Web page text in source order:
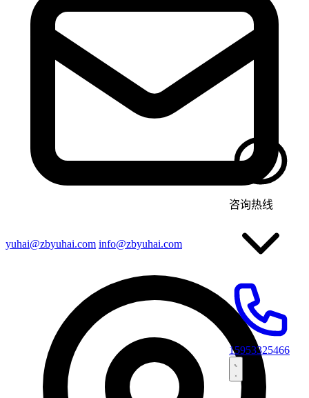
yuhai@zbyuhai.com info@zbyuhai.com
咨询热线
15953325466